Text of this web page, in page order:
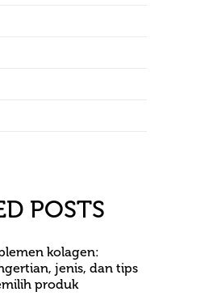
POSTS
kolagen:
jenis, dan tips
produk